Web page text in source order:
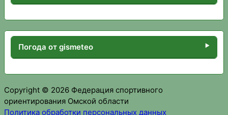
Погода от gismeteo
Copyright © 2026 Федерация спортивного
ориентирования Омской области
Политика обработки персональных данных